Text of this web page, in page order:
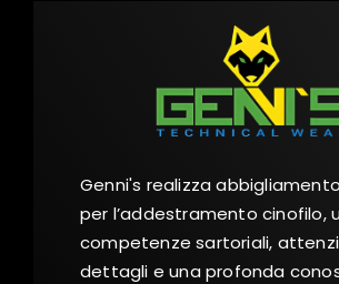
Genni's realizza
per l’addestramento cinofilo,
competenze sartoriali,
dettagli e una profonda